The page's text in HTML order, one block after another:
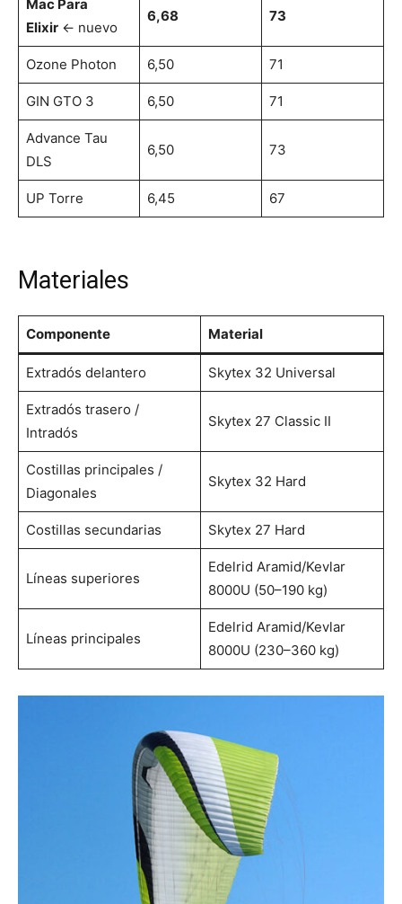
Mac Para
Elixir← nuevo
6,68 73
Ozone Photon 6,50 71
GIN GTO 3 6,50 71
Advance Tau
DLS
6,50 73
UP Torre 6,45 67
Materiales
Componente Material
Extradós delantero Skytex 32 Universal
Extradós trasero /
Intradós
Skytex 27 Classic II
Costillas principales /
Diagonales
Skytex 32 Hard
Costillas secundarias Skytex 27 Hard
Líneas superiores
Edelrid Aramid/Kevlar
8000U (50–190 kg)
Líneas principales
Edelrid Aramid/Kevlar
8000U (230–360 kg)